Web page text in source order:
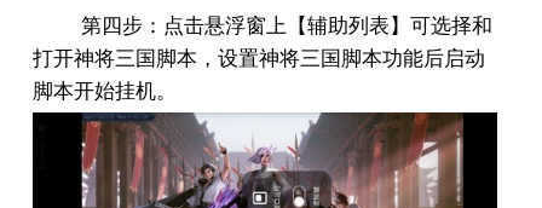
第四步：点击悬浮窗上【辅助列表】可选择和
打开神将三国脚本，设置神将三国脚本功能后启动
脚本开始挂机。